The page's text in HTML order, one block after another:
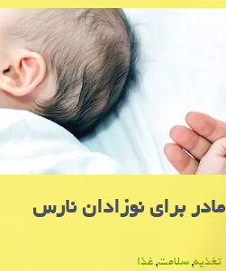
برای نوزادان نارس
تغذیه,سلامت,غذا